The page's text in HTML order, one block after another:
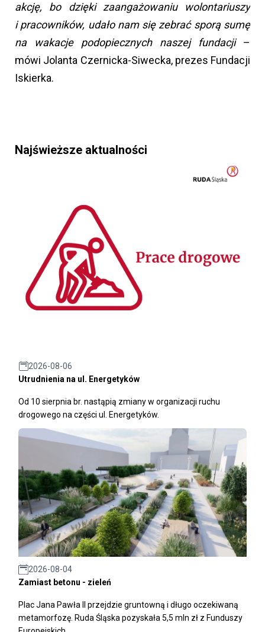
akcję, bo dzięki zaangażowaniu wolontariuszy
i pracowników, udało nam się zebrać sporą sumę
na wakacje podopiecznych naszej fundacji–
mówi Jolanta Czernicka-Siwecka, prezes Fundacji
Iskierka.
Najświeższe aktualności
2026-08-06
Utrudnienia na ul. Energetyków
Od 10 sierpnia br. nastąpią zmiany w organizacji ruchu
drogowego na części ul. Energetyków.
2026-08-04
Zamiast betonu - zieleń
Plac Jana Pawła II przejdzie gruntowną i długo oczekiwaną
metamorfozę. Ruda Śląska pozyskała 5,5 mln zł z Funduszy